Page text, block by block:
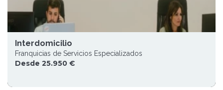
Interdomicilio
Franquicias de Servicios Especializados
Desde 25.950 €